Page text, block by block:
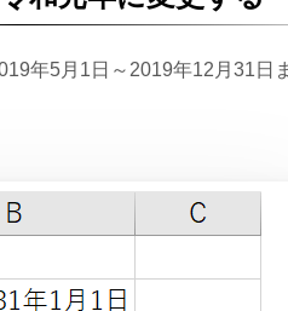
年5月1日～2019年12月31日